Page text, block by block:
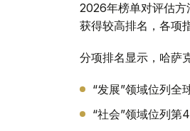
2026年榜单对评估方
获得较高排名，各项
分项排名显示，哈萨
“发展”领域位列全
“社会”领域位列第